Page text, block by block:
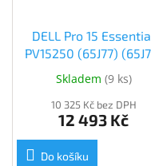
DELL Pro 15
PV15250 (65J77)
Skladem (9 ks)
10 325 Kč bez DPH
12 493 Kč
Do košíku